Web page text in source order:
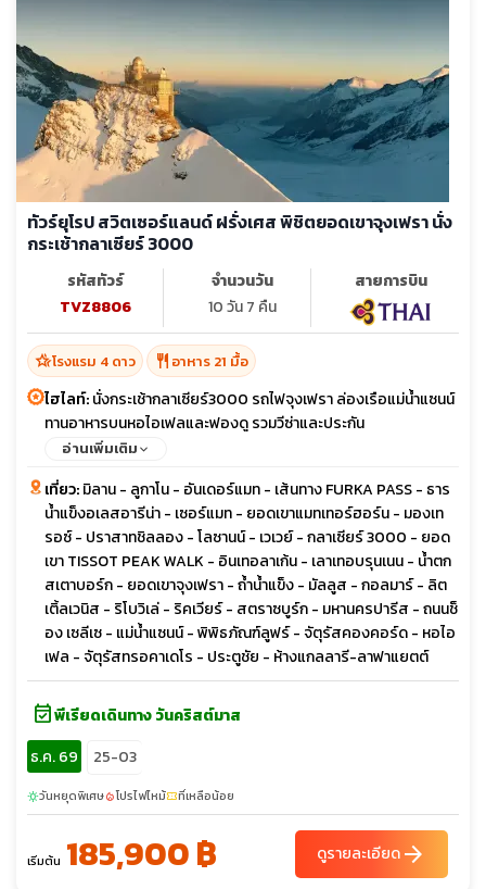
ทัวร์ยุโรป สวิตเซอร์แลนด์ ฝรั่งเศส พิชิตยอดเขาจุงเฟรา นั่ง
กระเช้ากลาเซียร์ 3000
รหัสทัวร์
TVZ8806
จำนวนวัน
10 วัน 7 คืน
สายการบิน
hotel_classโรงแรม 4 ดาว restaurant อาหาร 21 มื้อ
ไฮไลท์:นั่งกระเช้ากลาเซียร์3000 รถไฟจุงเฟรา ล่องเรือแม่น้ำแซนน์
ทานอาหารบนหอไอเฟลและฟองดู รวมวีซ่าและประกัน
อ่านเพิ่มเติม
เที่ยว:มิลาน - ลูกาโน - อันเดอร์แมท - เส้นทาง FURKA PASS - ธาร
น้ำแข็งอเลสอารีน่า - เซอร์แมท - ยอดเขาแมทเทอร์ฮอร์น - มองเท
รอซ์ - ปราสาทชิลลอง - โลซานน์ - เวเวย์ - กลาเซียร์ 3000 - ยอด
เขา TISSOT PEAK WALK - อินเทอลาเก้น - เลาเทอบรุนเนน - น้ำตก
สเตาบอร์ก - ยอดเขาจุงเฟรา - ถ้ำน้ำแข็ง - มัลลูส - กอลมาร์ - ลิต
เติ้ลเวนิส - ริโบวิเล่ - ริคเวียร์ - สตราซบูร์ก - มหานครปารีส - ถนนช็
อง เซลีเซ - แม่น้ำแซนน์ - พิพิธภัณฑ์ลูฟร์ - จัตุรัสคองคอร์ด - หอไอ
เฟล - จัตุรัสทรอคาเดโร - ประตูชัย - ห้างแกลลารี-ลาฟาแยตต์
event_availableพีเรียดเดินทาง วันคริสต์มาส
ธ.ค. 69
25-03
sunnyวันหยุดพิเศษlocal_fire_departmentโปรไฟไหม้confirmation_numberที่เหลือน้อย
เริ่มต้น 185,900 ฿ ดูรายละเอียดarrow_forward